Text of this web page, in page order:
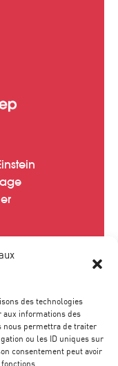
des technologies
aux informations des
nous permettra de traiter
ou les ID uniques sur
consentement peut avoir